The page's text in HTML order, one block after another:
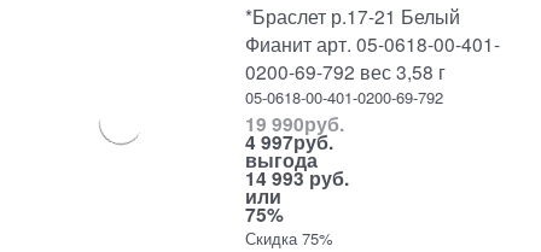
*Браслет р.17-21 Белый
Фианит арт. 05-0618-00-401-
0200-69-792 вес 3,58 г
05-0618-00-401-0200-69-792
19 990руб.
4 997руб.
выгода
14 993 руб.
или
75%
Скидка 75%